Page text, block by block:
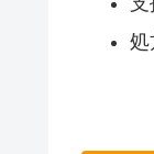
処